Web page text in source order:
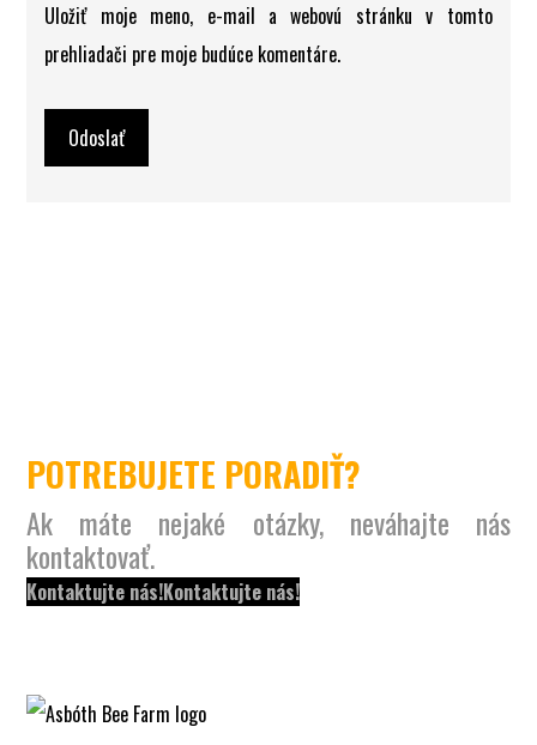
Uložiť moje meno, e-mail a webovú stránku v tomto
prehliadači pre moje budúce komentáre.
POTREBUJETE PORADIŤ?
Ak máte nejaké otázky, neváhajte nás
kontaktovať.
Kontaktujte nás!Kontaktujte nás!